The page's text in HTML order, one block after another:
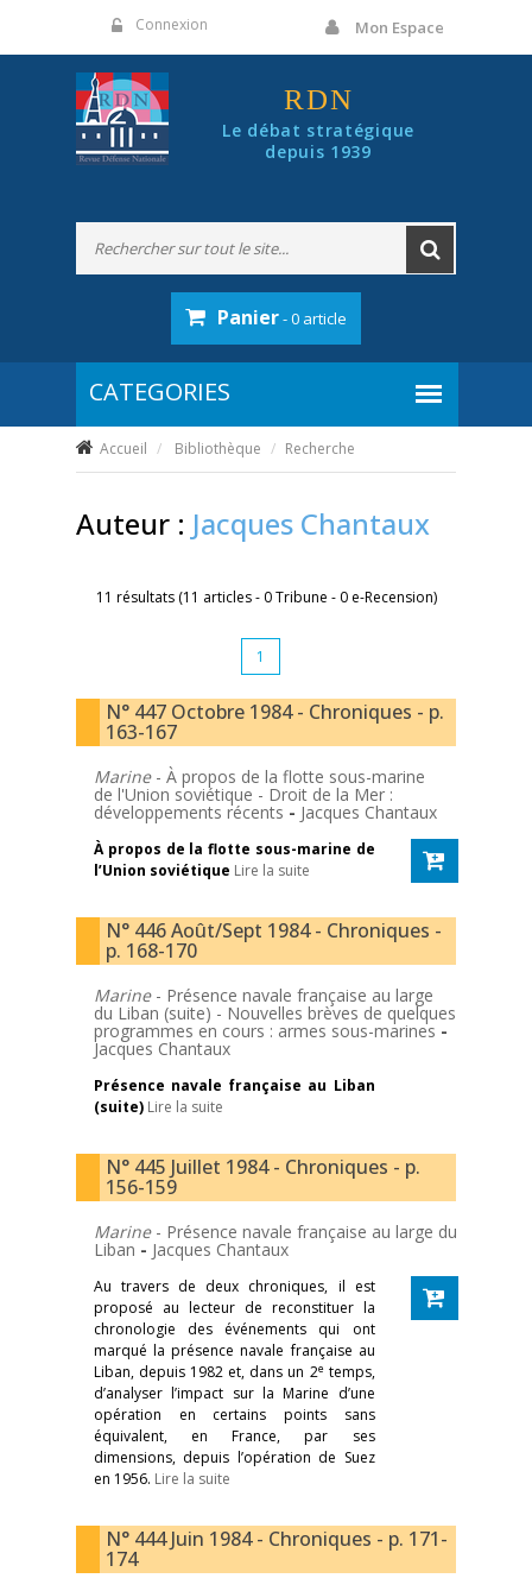
Connexion Mon Espace
RDN
Le débat stratégique
depuis 1939
Panier- 0 article
Accueil Bibliothèque Recherche
Auteur : Jacques Chantaux
11 résultats (11 articles - 0 Tribune - 0 e-Recension)
1
N° 447 Octobre 1984 - Chroniques - p.
163-167
Marine - À propos de la flotte sous-marine
de l'Union soviétique - Droit de la Mer :
développements récents - Jacques Chantaux
À propos de la flotte sous-marine de
l’Union soviétique Lire la suite
N° 446 Août/Sept 1984 - Chroniques -
p. 168-170
Marine - Présence navale française au large
du Liban (suite) - Nouvelles brèves de quelques
programmes en cours : armes sous-marines -
Jacques Chantaux
Présence navale française au Liban
(suite) Lire la suite
N° 445 Juillet 1984 - Chroniques - p.
156-159
Marine - Présence navale française au large du
Liban - Jacques Chantaux
Au travers de deux chroniques, il est
proposé au lecteur de reconstituer la
chronologie des événements qui ont
marqué la présence navale française au
Liban, depuis 1982 et, dans un 2etemps,
d’analyser l’impact sur la Marine d’une
opération en certains points sans
équivalent, en France, par ses
dimensions, depuis l’opération de Suez
en 1956. Lire la suite
N° 444 Juin 1984 - Chroniques - p. 171-
174